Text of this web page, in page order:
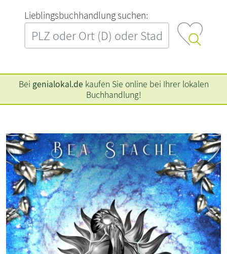
L‍i‍e‍b‍l‍i‍n‍g‍s‍b‍u‍c‍h‍h‍a‍n‍d‍l‍u‍n‍g‍ ‍s‍u‍c‍h‍e‍n‍:‍
Bei genialokal.de kaufen Sie online bei Ihrer lokalen
Buchhandlung!